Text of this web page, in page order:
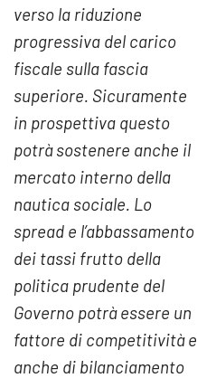
verso la riduzione
progressiva del carico
fiscale sulla fascia
superiore. Sicuramente
in prospettiva questo
potrà sostenere anche il
mercato interno della
nautica sociale. Lo
spread e l’abbassamento
dei tassi frutto della
politica prudente del
Governo potrà essere un
fattore di competitività e
anche di bilanciamento